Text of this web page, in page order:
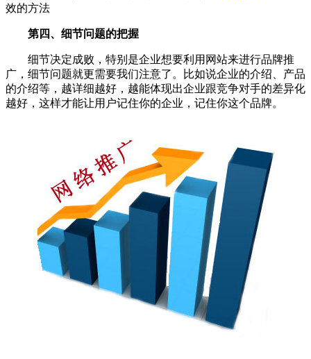
效的方法
第四、细节问题的把握
细节决定成败，特别是企业想要利用网站来进行品牌推
广，细节问题就更需要我们注意了。比如说企业的介绍、产品
的介绍等，越详细越好，越能体现出企业跟竞争对手的差异化
越好，这样才能让用户记住你的企业，记住你这个品牌。